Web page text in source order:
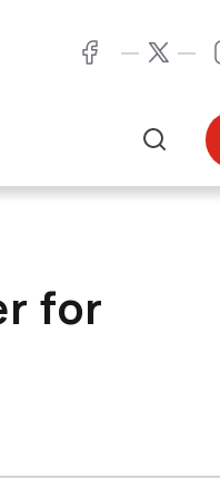
FacebookTwitter
for